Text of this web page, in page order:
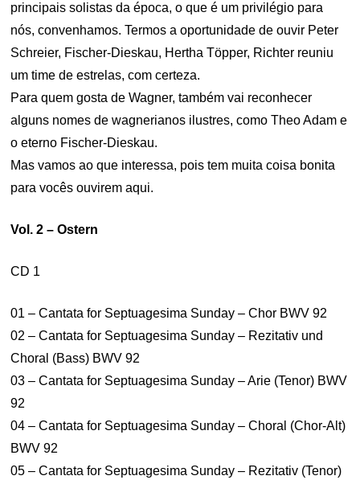
principais solistas da época, o que é um privilégio para
nós, convenhamos. Termos a oportunidade de ouvir Peter
Schreier, Fischer-Dieskau, Hertha Töpper, Richter reuniu
um time de estrelas, com certeza.
Para quem gosta de Wagner, também vai reconhecer
alguns nomes de wagnerianos ilustres, como Theo Adam e
o eterno Fischer-Dieskau.
Mas vamos ao que interessa, pois tem muita coisa bonita
para vocês ouvirem aqui.
Vol. 2 – Ostern
CD 1
01 – Cantata for Septuagesima Sunday – Chor BWV 92
02 – Cantata for Septuagesima Sunday – Rezitativ und
Choral (Bass) BWV 92
03 – Cantata for Septuagesima Sunday – Arie (Tenor) BWV
92
04 – Cantata for Septuagesima Sunday – Choral (Chor-Alt)
BWV 92
05 – Cantata for Septuagesima Sunday – Rezitativ (Tenor)